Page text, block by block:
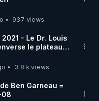
(stages,
SUR ODYSEE
aussi sur la
937 views
2021 - Le Dr. Louis
le plateau
3.8 k views
Ben Garneau =